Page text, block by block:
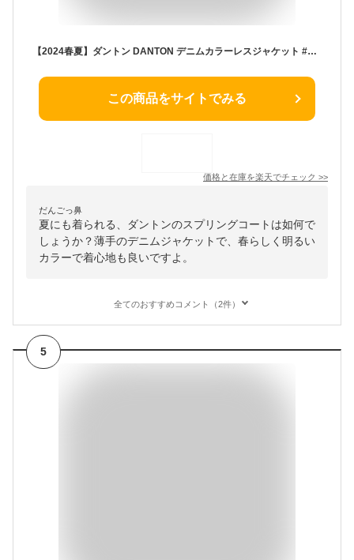
【2024春夏】ダントン DANTON デニムカラーレスジャケット #DT-A0306KDM／アウター 春コート ジャケット スプリングコート ショート丈 デニムジャケット デニムアウター 2024SS【まとめ買いクーポン対象外】【ラッピング不可】
この商品をサイトでみる
価格と在庫を楽天でチェック >>
だんごっ鼻
夏にも着られる、ダントンのスプリングコートは如何で
しょうか？薄手のデニムジャケットで、春らしく明るい
カラーで着心地も良いですよ。
全てのおすすめコメント（2件）
5